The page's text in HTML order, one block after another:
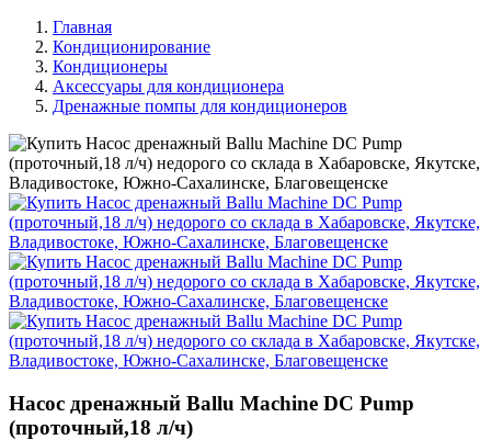
Главная
Кондиционирование
Кондиционеры
Аксессуары для кондиционера
Дренажные помпы для кондиционеров
Насос дренажный Ballu Machine DC Pump
(проточный,18 л/ч)